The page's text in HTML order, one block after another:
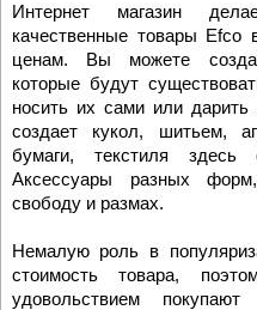
Интернет магазин
качественные товары Efco
ценам. Вы можете
которые будут
носить их сами или
создает кукол, шитьем,
бумаги, текстиля здесь
Аксессуары разных
свободу и размах.
Немалую роль в
стоимость товара,
удовольствием